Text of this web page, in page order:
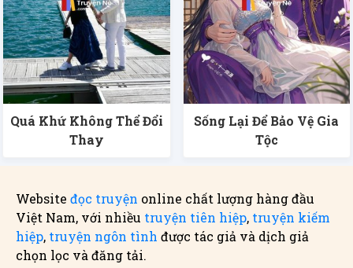
Quá Khứ Không Thể Đổi
Thay
Sống Lại Để Bảo Vệ Gia
Tộc
Website đọc truyện online chất lượng hàng đầu
Việt Nam, với nhiều truyện tiên hiệp, truyện kiếm
hiệp, truyện ngôn tình được tác giả và dịch giả
chọn lọc và đăng tải.